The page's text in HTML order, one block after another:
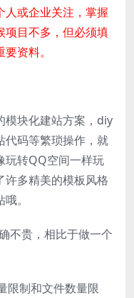
人或企业关注，掌握
目不多，但必须填
资料。
模块化建站方案，diy
代码等繁琐操作，就
玩转QQ空间一样玩
许多精美的模板风格
。
不贵，相比于做一个
限制和文件数量限